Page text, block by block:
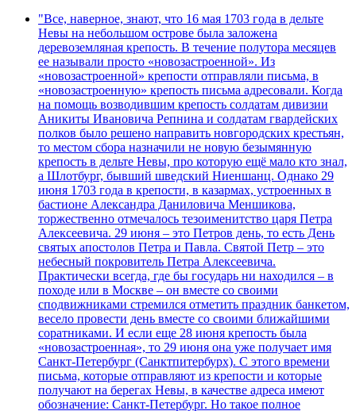
"Все, наверное, знают, что 16 мая 1703 года в дельте
Невы на небольшом острове была заложена
деревоземляная крепость. В течение полутора месяцев
ее называли просто «новозастроенной». Из
«новозастроенной» крепости отправляли письма, в
«новозастроенную» крепость письма адресовали. Когда
на помощь возводившим крепость солдатам дивизии
Аникиты Ивановича Репнина и солдатам гвардейских
полков было решено направить новгородских крестьян,
то местом сбора назначили не новую безымянную
крепость в дельте Невы, про которую ещё мало кто знал,
а Шлотбург, бывший шведский Ниеншанц. Однако 29
июня 1703 года в крепости, в казармах, устроенных в
бастионе Александра Даниловича Меншикова,
торжественно отмечалось тезоименитство царя Петра
Алексеевича. 29 июня – это Петров день, то есть День
святых апостолов Петра и Павла. Святой Петр – это
небесный покровитель Петра Алексеевича.
Практически всегда, где бы государь ни находился – в
походе или в Москве – он вместе со своими
сподвижниками стремился отметить праздник банкетом,
весело провести день вместе со своими ближайшими
соратниками. И если еще 28 июня крепость была
«новозастроенная», то 29 июня она уже получает имя
Санкт-Петербург (Санктпитербурх). С этого времени
письма, которые отправляют из крепости и которые
получают на берегах Невы, в качестве адреса имеют
обозначение: Санкт-Петербург. Но такое полное